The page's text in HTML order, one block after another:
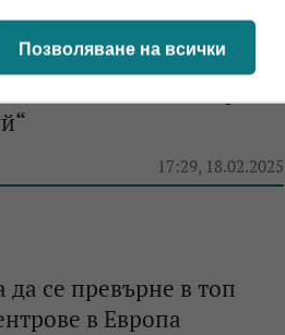
заявление за избор на
17:29, 18.02.2025
се превърне в топ
в Европа
Позволяване на всички